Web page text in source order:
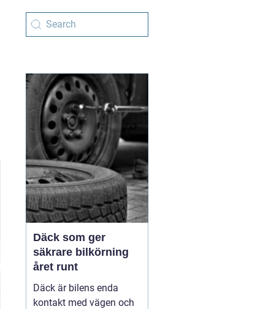
Däck som ger
säkrare bilkörning
året runt
Däck är bilens enda
kontakt med vägen och